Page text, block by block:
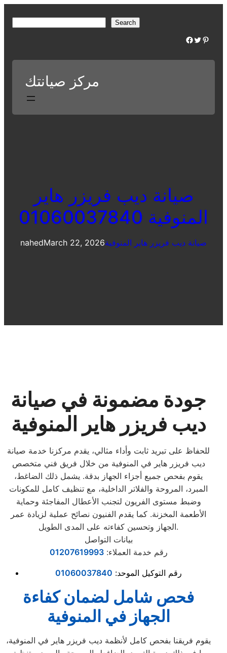
r
Search
Facebook Twitter Pinterest
مركز صيانتك
صيانة ديب فريزر هاير
المنوفية 01060037840
nahedMarch 22, 2026صيانة ديب فريزر هاير المنوفية
جودة مضمونة في صيانة
ديب فريزر هاير المنوفية
للحفاظ على تبريد ثابت وأداء مثالي، يقدم مركزنا خدمة صيانة
ديب فريزر هاير في المنوفية من خلال فريق فني متخصص
يقوم بفحص جميع أجزاء الجهاز بدقة. يشمل ذلك الضاغط،
المبرد، المروحة والفلاتر الداخلية، مع تنظيف كامل للمكونات
وضبط مستوى الفريون لتجنب الأعطال المفاجئة وحماية
الأطعمة المخزنة. كما يقدم الفنيون نصائح عملية لزيادة عمر
الجهاز وتحسين كفاءته على المدى الطويل.
بيانات التواصل
رقم خدمة العملاء:01207619993
رقم التوكيل الموحد: 01060037840
فحص شامل لضمان كفاءة
الجهاز في المنوفية
يقوم فريقنا بفحص كامل لأنظمة ديب فريزر هاير في المنوفية،